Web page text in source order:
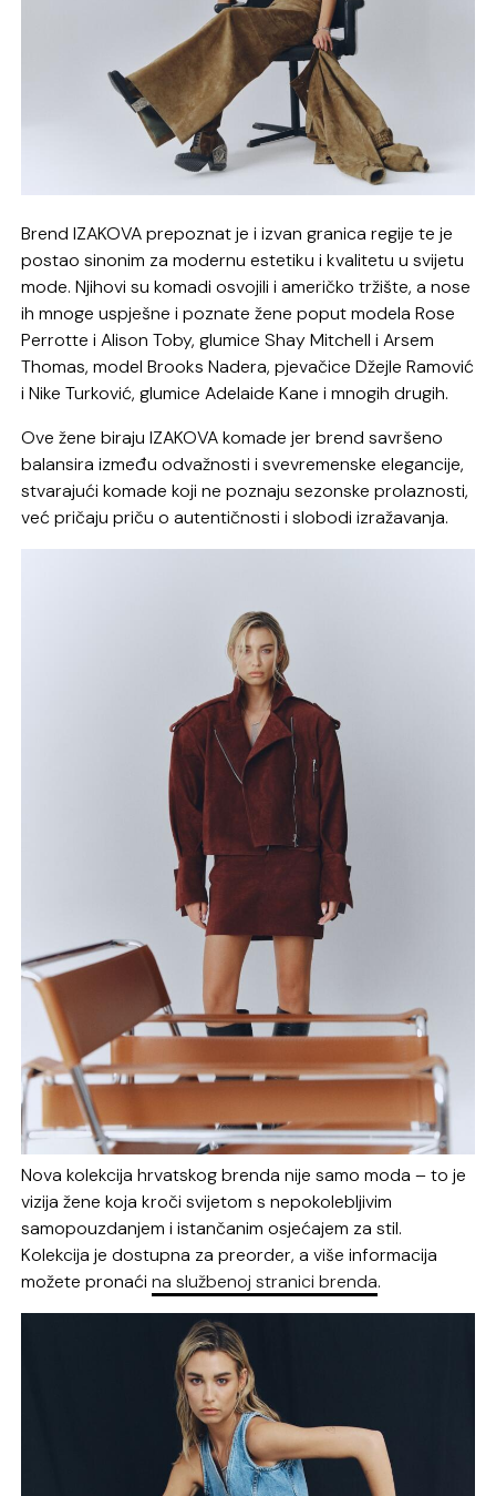
Brend IZAKOVA prepoznat je i izvan granica regije te je
postao sinonim za modernu estetiku i kvalitetu u svijetu
mode. Njihovi su komadi osvojili i američko tržište, a nose
ih mnoge uspješne i poznate žene poput modela Rose
Perrotte i Alison Toby, glumice Shay Mitchell i Arsem
Thomas, model Brooks Nadera, pjevačice Džejle Ramović
i Nike Turković, glumice Adelaide Kane i mnogih drugih.
Ove žene biraju IZAKOVA komade jer brend savršeno
balansira između odvažnosti i svevremenske elegancije,
stvarajući komade koji ne poznaju sezonske prolaznosti,
već pričaju priču o autentičnosti i slobodi izražavanja.
Nova kolekcija hrvatskog brenda nije samo moda – to je
vizija žene koja kroči svijetom s nepokolebljivim
samopouzdanjem i istančanim osjećajem za stil.
Kolekcija je dostupna za preorder, a više informacija
možete pronaćina službenoj stranici brenda.